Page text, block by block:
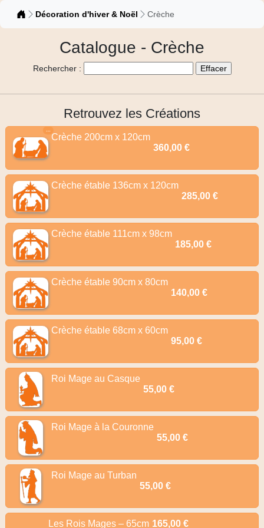
Catalogue
Décoration d'hiver & Noël Crèche
Catalogue - Crèche
Rechercher :
Retrouvez les Créations
…
Crèche 200cm x 120cm
360,00 €
Crèche étable 136cm x 120cm
285,00 €
Crèche étable 111cm x 98cm
185,00 €
Crèche étable 90cm x 80cm
140,00 €
Crèche étable 68cm x 60cm
95,00 €
Roi Mage au Casque
55,00 €
Roi Mage à la Couronne
55,00 €
Roi Mage au Turban
55,00 €
Les Rois Mages – 65cm 165,00 €